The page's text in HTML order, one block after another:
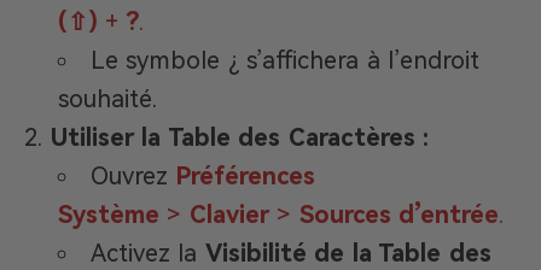
(⇧) + ?.
Le symbole ¿ s’affichera à l’endroit
souhaité.
Utiliser la Table des Caractères :
Ouvrez Préférences
Système > Clavier> Sources d’entrée.
Activez la Visibilité de la Table des